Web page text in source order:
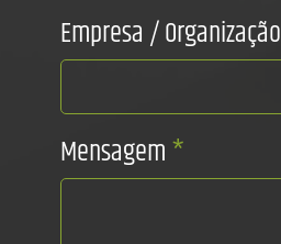
Empresa / Organização
Mensagem*